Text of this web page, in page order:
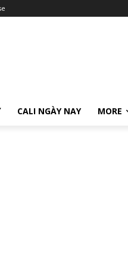
CALI NGÀY NAY MORE